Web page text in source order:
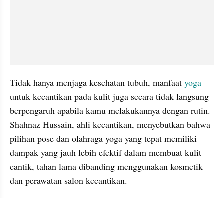
Tidak hanya menjaga kesehatan tubuh, manfaat yoga
untuk kecantikan pada kulit juga secara tidak langsung
berpengaruh apabila kamu melakukannya dengan rutin.
Shahnaz Hussain, ahli kecantikan, menyebutkan bahwa
pilihan pose dan olahraga yoga yang tepat memiliki
dampak yang jauh lebih efektif dalam membuat kulit
cantik, tahan lama dibanding menggunakan kosmetik
dan perawatan salon kecantikan.